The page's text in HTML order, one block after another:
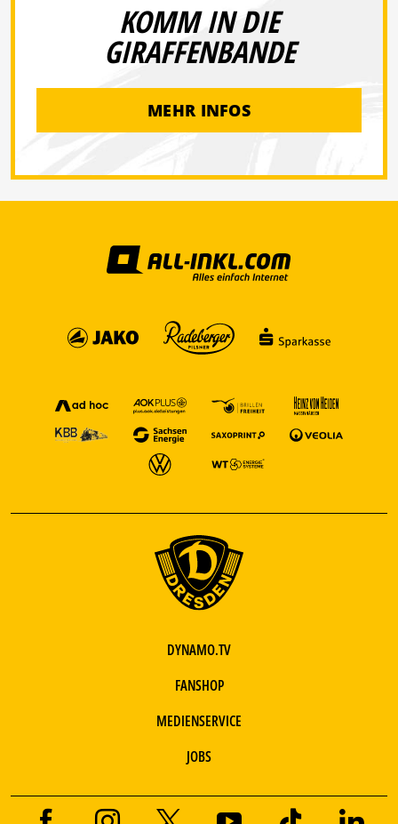
KOMM IN DIE
GIRAFFENBANDE
MEHR INFOS
DYNAMO.TV
FANSHOP
MEDIENSERVICE
JOBS